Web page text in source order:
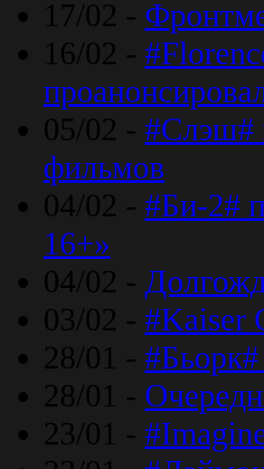
17/02 -
16/02 -
05/02 - #Слэш#
фильмов
04/02 - #Би-2#
16+»
04/02 -
03/02 - #Kaiser
28/01 -
28/01 -
23/01 -